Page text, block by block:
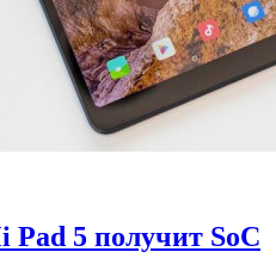
5 получит SoC